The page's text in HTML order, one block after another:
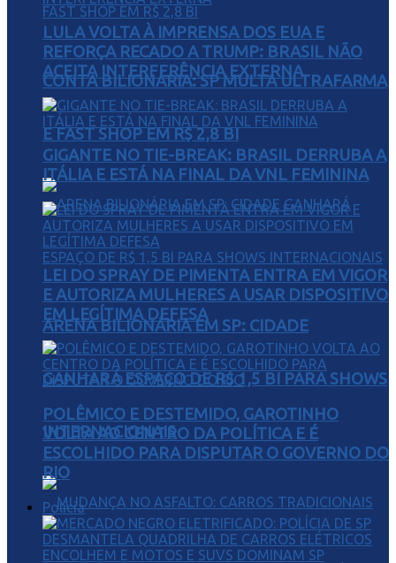
CONTA BILIONÁRIA: SP MULTA ULTRAFARMA
E FAST SHOP EM R$ 2,8 BI
ARENA BILIONÁRIA EM SP: CIDADE
GANHARÁ ESPAÇO DE R$ 1,5 BI PARA SHOWS
INTERNACIONAIS
LULA VOLTA À IMPRENSA DOS EUA E
REFORÇA RECADO A TRUMP: BRASIL NÃO
ACEITA INTERFERÊNCIA EXTERNA
GIGANTE NO TIE-BREAK: BRASIL DERRUBA A
ITÁLIA E ESTÁ NA FINAL DA VNL FEMININA
LEI DO SPRAY DE PIMENTA ENTRA EM VIGOR
E AUTORIZA MULHERES A USAR DISPOSITIVO
EM LEGÍTIMA DEFESA
POLÊMICO E DESTEMIDO, GAROTINHO
VOLTA AO CENTRO DA POLÍTICA E É
ESCOLHIDO PARA DISPUTAR O GOVERNO DO
RIO
Polícia